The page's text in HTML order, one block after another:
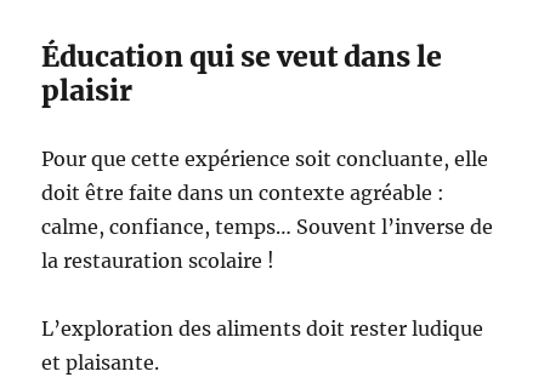
Éducation qui se veut dans le
plaisir
Pour que cette expérience soit concluante, elle
doit être faite dans un contexte agréable :
calme, confiance, temps… Souvent l’inverse de
la restauration scolaire !
L’exploration des aliments doit rester ludique
et plaisante.